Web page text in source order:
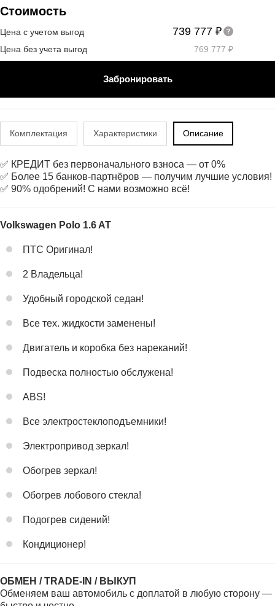
Стоимость
Цена с учетом выгод 739 777 ₽
Цена без учета выгод 769 777 ₽
Забронировать
Комплектация Характеристики Описание
✅ КРЕДИТ без первоначального взноса — от 0%
✅ Более 15 банков-партнёров — получим лучшие условия!
✅ 90% одобрений! С нами возможно всё!
Volkswagen Polo 1.6 AT
ПТС Оригинал!
2 Владельца!
Удобный городской седан!
Все тех. жидкости заменены!
Двигатель и коробка без нареканий!
Подвеска полностью обслужена!
ABS!
Все электростеклоподъемники!
Электропривод зеркал!
Обогрев зеркал!
Обогрев лобового стекла!
Подогрев сидений!
Кондиционер!
ОБМЕН / TRADE-IN / ВЫКУП
Обменяем ваш автомобиль с доплатой в любую сторону —